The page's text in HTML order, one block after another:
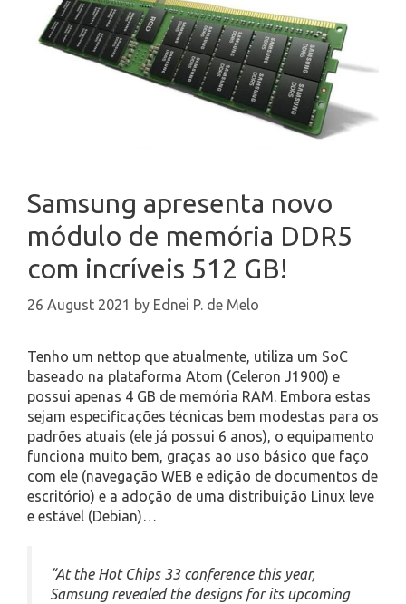
Samsung apresenta novo
módulo de memória DDR5
com incríveis 512 GB!
26 August 2021 by Ednei P. de Melo
Tenho um nettop que atualmente, utiliza um SoC
baseado na plataforma Atom (Celeron J1900) e
possui apenas 4 GB de memória RAM. Embora estas
sejam especificações técnicas bem modestas para os
padrões atuais (ele já possui 6 anos), o equipamento
funciona muito bem, graças ao uso básico que faço
com ele (navegação WEB e edição de documentos de
escritório) e a adoção de uma distribuição Linux leve
e estável (Debian)…
“At the Hot Chips 33 conference this year,
Samsung revealed the designs for its upcoming